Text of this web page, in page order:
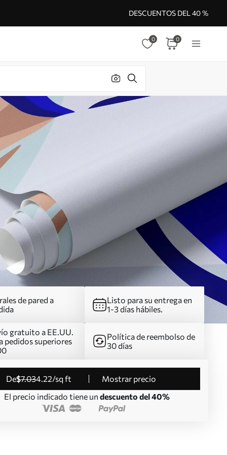
DESCUENTOS DEL 40 %
0 0
de pared a
Listo para su entrega en
1-3 días hábiles.
gratuito a EE.UU.
pedidos superiores
Política de reembolso de
30 días
de$7.034.22/sq ft
Mostrar precio
El precio indicado tiene un descuento del 40%